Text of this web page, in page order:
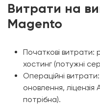
Витрати на
Magento
Початкові витрати:
хостинг (потужні
Операційні
оновлення,
потрібна).